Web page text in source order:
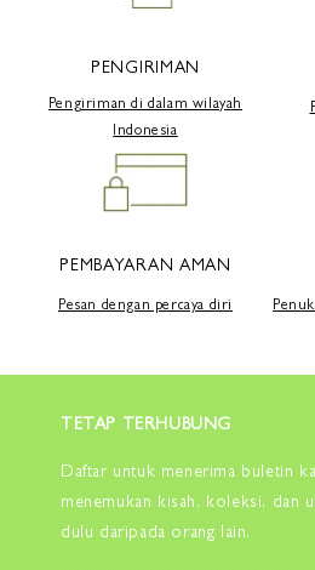
PENGIRIMAN
Pengiriman di dalam wilayah
Indonesia
PEMBAYARAN AMAN
Pesan dengan percaya diri
TETAP TERHUBUNG
Daftar untuk menerima buletin
menemukan kisah, koleksi, dan
dulu daripada orang lain.